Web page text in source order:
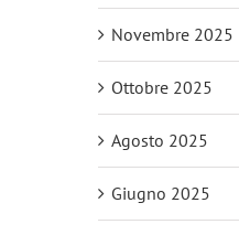
Novembre 2025
Ottobre 2025
Agosto 2025
Giugno 2025